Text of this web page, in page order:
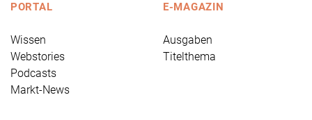
PORTAL
Wissen
Webstories
Podcasts
Markt-News
E-MAGAZIN
Ausgaben
Titelthema